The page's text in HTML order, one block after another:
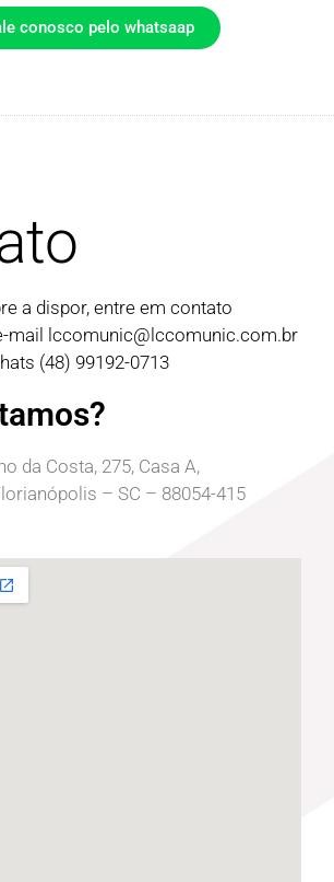
conosco pelo whatsaap
a dispor, entre em contato
mail
lccomunic@lccomunic.com.br
(48) 99192-0713
da Costa, 275, Casa A,
– SC – 88054-415